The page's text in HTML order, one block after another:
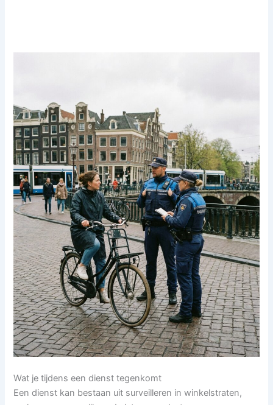
Wat je tijdens een dienst tegenkomt
Een dienst kan bestaan uit surveilleren in winkelstraten,